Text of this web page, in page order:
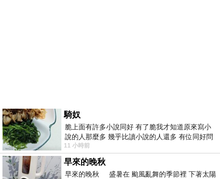
騎奴
脆上面有許多小說同好 有了脆我才知道原來寫小
說的人那麼多 幾乎比讀小說的人還多 有位同好問
了一個問題 她說為什麼高中文學獎的
11 小時前
早來的晚秋
早來的晚秋 盛暑在 颱風亂舞的季節裡 下著太陽